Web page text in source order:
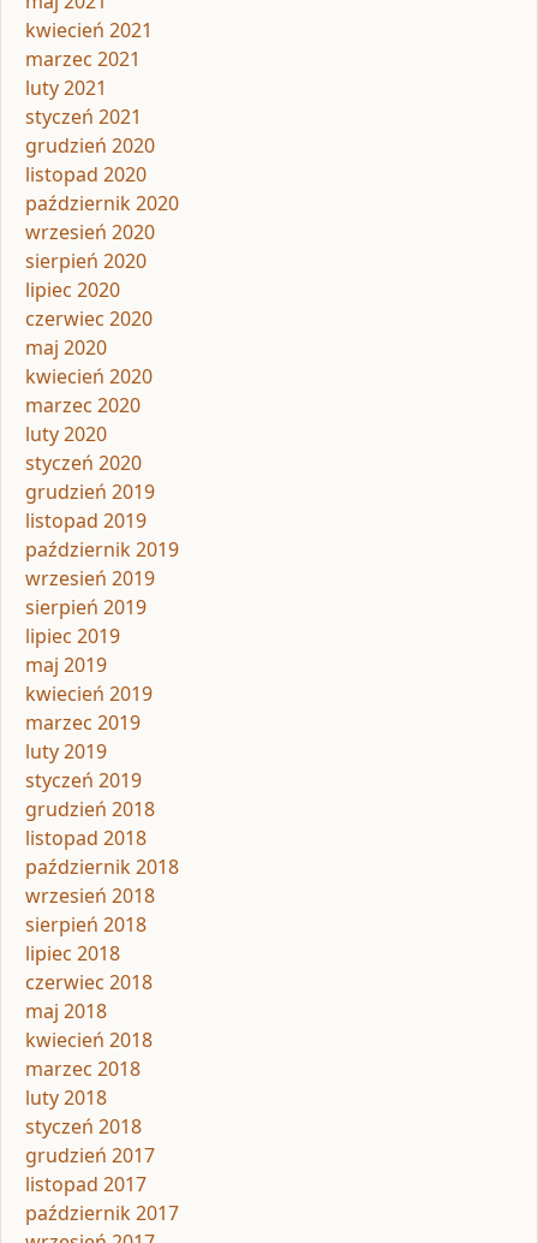
kwiecień 2021
marzec 2021
luty 2021
styczeń 2021
grudzień 2020
listopad 2020
październik 2020
wrzesień 2020
sierpień 2020
lipiec 2020
czerwiec 2020
maj 2020
kwiecień 2020
marzec 2020
luty 2020
styczeń 2020
grudzień 2019
listopad 2019
październik 2019
wrzesień 2019
sierpień 2019
lipiec 2019
maj 2019
kwiecień 2019
marzec 2019
luty 2019
styczeń 2019
grudzień 2018
listopad 2018
październik 2018
wrzesień 2018
sierpień 2018
lipiec 2018
czerwiec 2018
maj 2018
kwiecień 2018
marzec 2018
luty 2018
styczeń 2018
grudzień 2017
listopad 2017
październik 2017